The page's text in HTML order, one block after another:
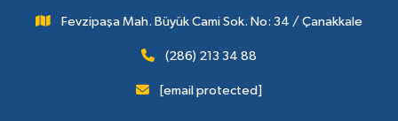
Fevzipaşa Mah. Büyük Cami Sok. No: 34 / Çanakkale
(286) 213 34 88
[email protected]